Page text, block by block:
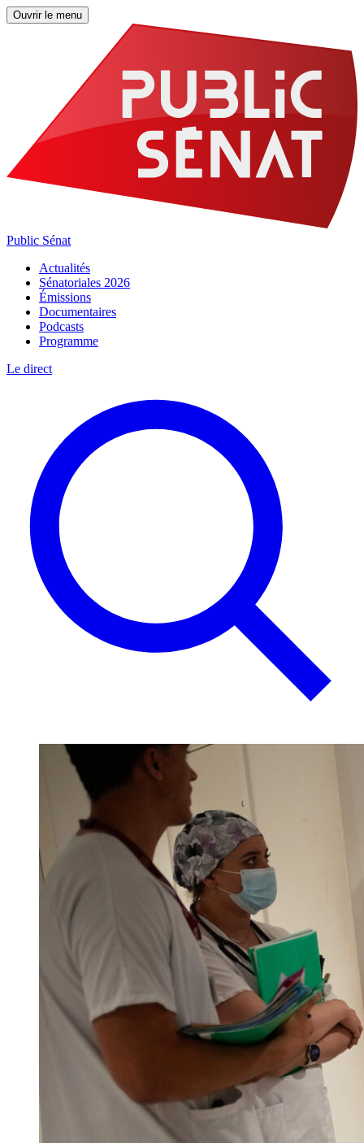
Ouvrir le menu
Public Sénat
Actualités
Sénatoriales 2026
Émissions
Documentaires
Podcasts
Programme
Le direct